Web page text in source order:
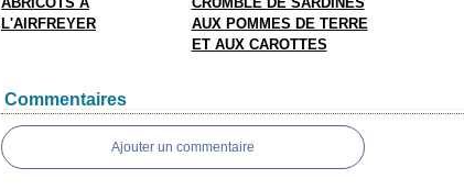
L'AIRFREYER
AUX POMMES DE TERRE
ET AUX CAROTTES
Commentaires
Ajouter un commentaire